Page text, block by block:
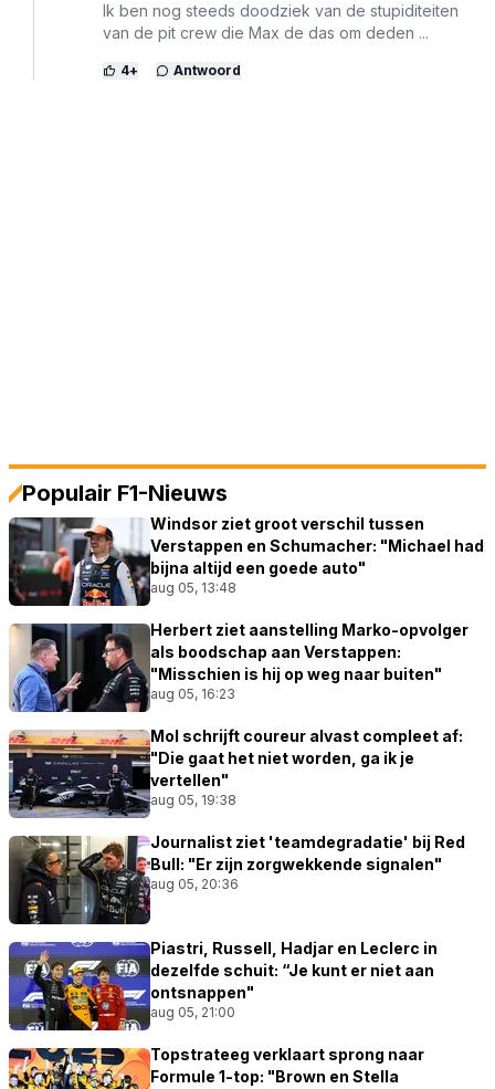
Ik ben nog steeds doodziek van de stupiditeiten
van de pit crew die Max de das om deden ...
4+ Antwoord
Populair F1-Nieuws
Windsor ziet groot verschil tussen
Verstappen en Schumacher: "Michael had
bijna altijd een goede auto"
aug 05, 13:48
Herbert ziet aanstelling Marko-opvolger
als boodschap aan Verstappen:
"Misschien is hij op weg naar buiten"
aug 05, 16:23
Mol schrijft coureur alvast compleet af:
"Die gaat het niet worden, ga ik je
vertellen"
aug 05, 19:38
Journalist ziet 'teamdegradatie' bij Red
Bull: "Er zijn zorgwekkende signalen"
aug 05, 20:36
Piastri, Russell, Hadjar en Leclerc in
dezelfde schuit: “Je kunt er niet aan
ontsnappen"
aug 05, 21:00
Topstrateeg verklaart sprong naar
Formule 1-top: "Brown en Stella